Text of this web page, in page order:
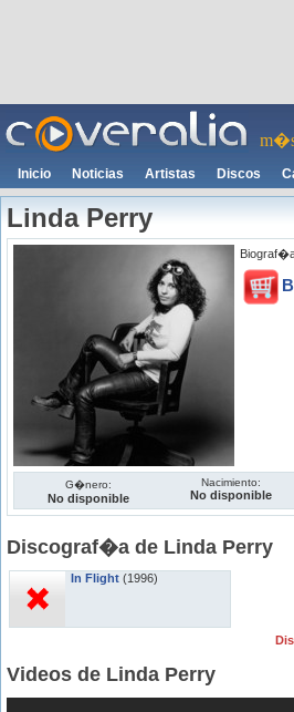
Inicio Noticias Artistas Discos
Linda Perry
G�nero:
No disponible
Nacimiento:
No disponible
Discograf�a de Linda Perry
In Flight (1996)
Videos de Linda Perry